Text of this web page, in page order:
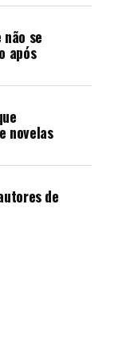
se
após
novelas
de